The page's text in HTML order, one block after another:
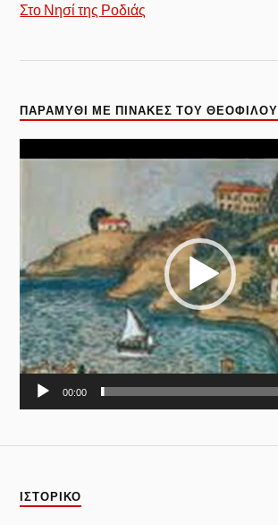
Στο Νησί της Ροδιάς
ΠΑΡΑΜΎΘΙ ΜΕ ΠΊΝΑΚΕΣ ΤΟΥ ΘΕΌΦΙΛΟΥ
Αναπαραγωγής
00:00
ΙΣΤΟΡΙΚΌ